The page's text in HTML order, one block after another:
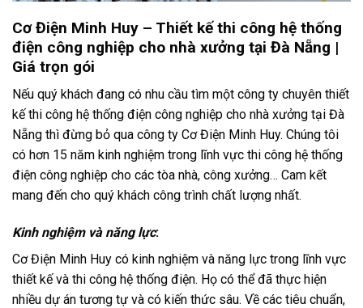
Cơ Điện Minh Huy – Thiết kế thi công hệ thống
điện công nghiệp cho nhà xưởng tại Đà Nẵng |
Giá trọn gói
Nếu quý khách đang có nhu cầu tìm một công ty chuyên thiết
kế thi công hệ thống điện công nghiệp cho nhà xưởng tại Đà
Nẵng thì đừng bỏ qua công ty Cơ Điện Minh Huy. Chúng tôi
có hơn 15 năm kinh nghiệm trong lĩnh vực thi công hệ thống
điện công nghiệp cho các tòa nhà, công xưởng… Cam kết
mang đến cho quý khách công trình chất lượng nhất.
Kinh nghiệm và năng lực:
Cơ Điện Minh Huy có kinh nghiệm và năng lực trong lĩnh vực
thiết kế và thi công hệ thống điện. Họ có thể đã thực hiện
nhiều dự án tương tự và có kiến thức sâu. Về các tiêu chuẩn,